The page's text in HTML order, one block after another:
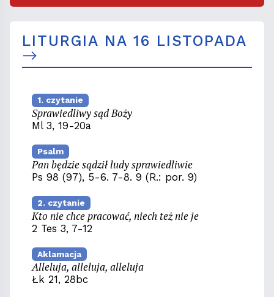
LITURGIA NA 16 LISTOPADA
1. czytanie
Sprawiedliwy sąd Boży
Ml 3, 19-20a
Psalm
Pan będzie sądził ludy sprawiedliwie
Ps 98 (97), 5-6. 7-8. 9 (R.: por. 9)
2. czytanie
Kto nie chce pracować, niech też nie je
2 Tes 3, 7-12
Aklamacja
Alleluja, alleluja, alleluja
Łk 21, 28bc